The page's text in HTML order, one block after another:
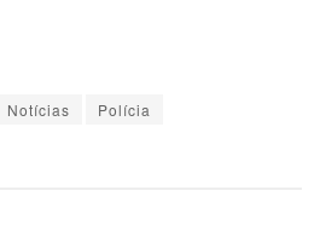
Notícias Polícia